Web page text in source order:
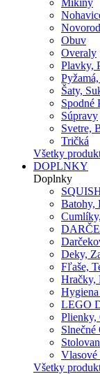
Mikiny
Obuv
Overaly
Plavky,
Šaty,
Spodné
Súpravy
Svetre,
Tričká
Všetky
DOPLNKY
Doplnky
Batohy,
Deky,
Fľaše,
Hračky,
LEGO
Plienky,
Slnečné
Všetky